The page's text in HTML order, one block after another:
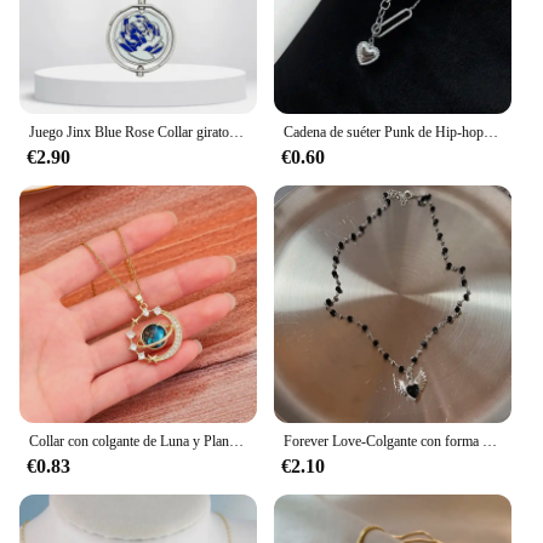
€2.90
Cadena de suéter Punk de Hip-hop, collar con colgante de corazón con personalidad, joyería que tanto hombres como mujeres pueden usar, nueva tendencia de amor, 2022
€0.60
€0.83 €2.10